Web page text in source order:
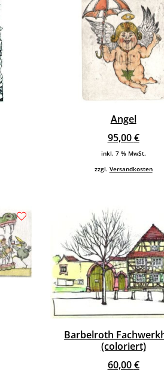
Angel
95,00€
inkl. 7 % MwSt.
zzgl. Versandkosten
Barbelroth
(coloriert)
60,00€